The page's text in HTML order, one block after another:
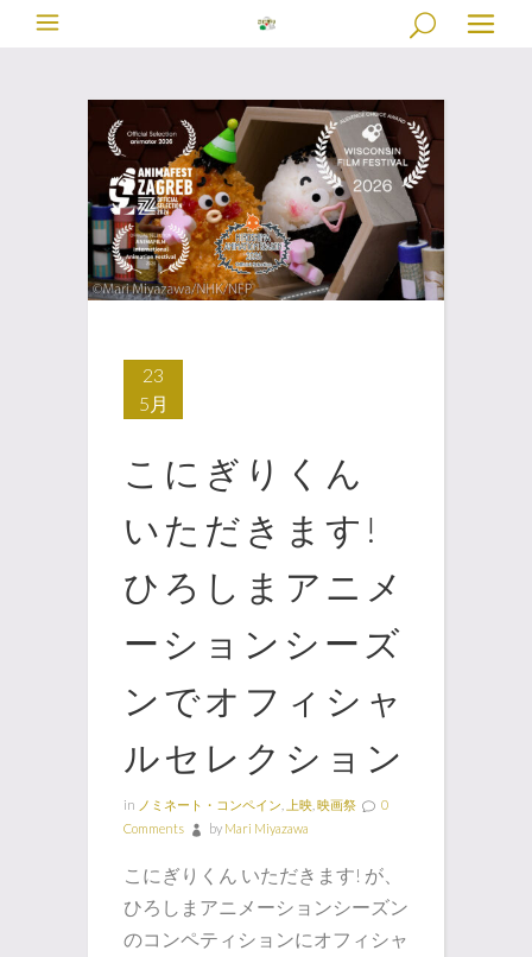
23
5月
こにぎりくん
いただきます!
ひろしまアニメ
ーションシーズ
ンでオフィシャ
ルセレクション
in ノミネート・コンペイン 上映 映画祭
0
Comments
by Mari Miyazawa
こにぎりくん いただきます! が、
ひろしまアニメーションシーズン
のコンペティションにオフィシャ